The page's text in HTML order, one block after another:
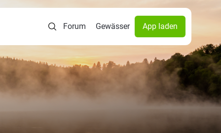
Forum Gewässer App laden